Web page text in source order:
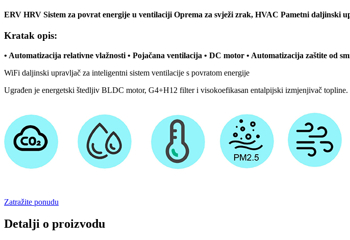
ERV HRV Sistem za povrat energije u ventilaciji Oprema za svježi zrak, HVAC Pametni daljinski
Kratak opis:
• Automatizacija relativne vlažnosti • Pojačana ventilacija • DC motor • Automatizacija zaštite od
WiFi daljinski upravljač za inteligentni sistem ventilacije s povratom energije
Ugrađen je energetski štedljiv BLDC motor, G4+H12 filter i visokoefikasan entalpijski izmjenjivač
Zatražite ponudu
Detalji o proizvodu